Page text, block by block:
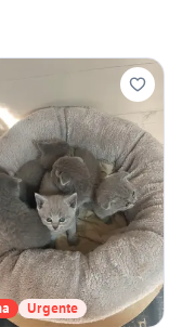
Urgente